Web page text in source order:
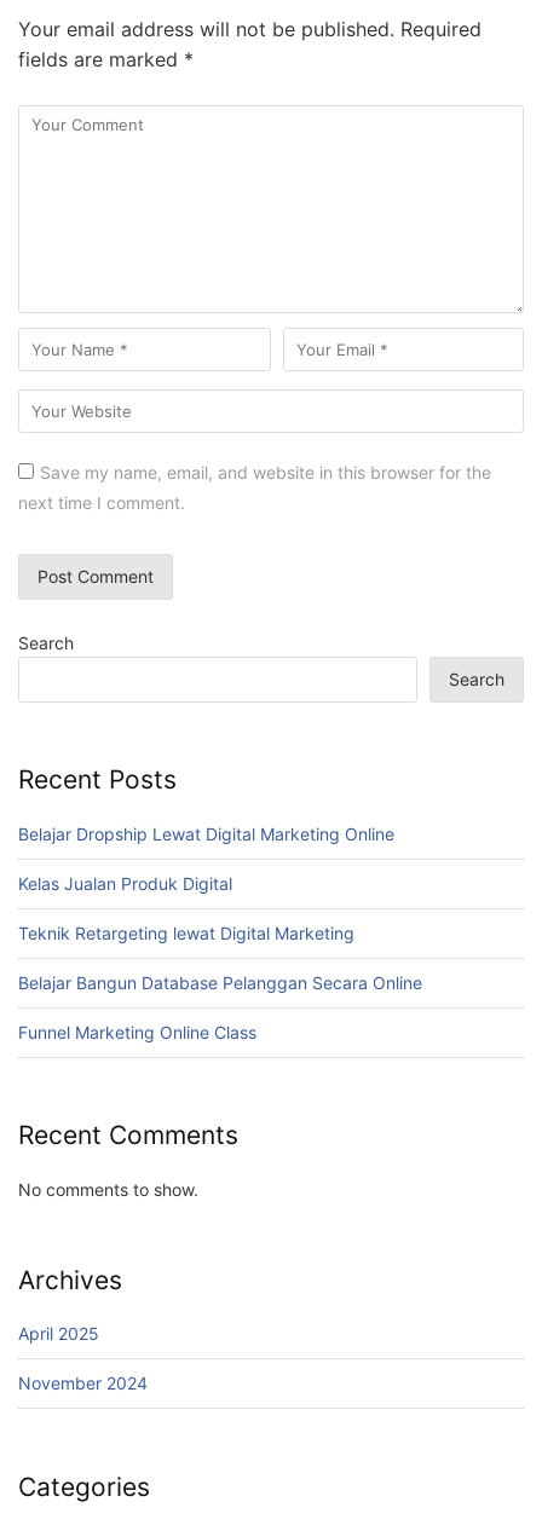
Your email address will not be published. Required
fields are marked *
Save my name, email, and website in this browser for the
next time I comment.
Search
Search
Recent Posts
Belajar Dropship Lewat Digital Marketing Online
Kelas Jualan Produk Digital
Teknik Retargeting lewat Digital Marketing
Belajar Bangun Database Pelanggan Secara Online
Funnel Marketing Online Class
Recent Comments
No comments to show.
Archives
April 2025
November 2024
Categories